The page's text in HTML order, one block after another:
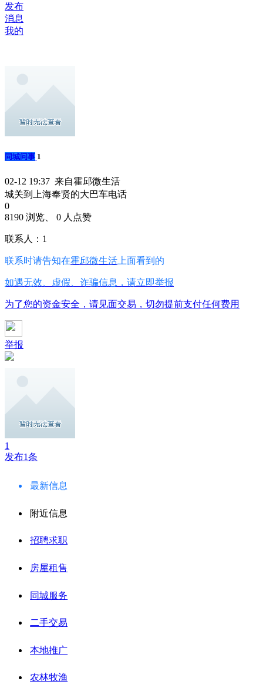
发布
消息
我的
同城问事 1
02-12 19:37 来自霍邱微生活
城关到上海奉贤的大巴车电话
0
8190 浏览、 0 人点赞
联系人：1
联系时请告知在霍邱微生活 上面看到的
如遇无效、虚假、诈骗信息，请立即举报
为了您的资金安全，请见面交易，切勿提前支付任何费用
举报
1
发布1条
最新信息
附近信息
招聘求职
房屋租售
同城服务
二手交易
本地推广
农林牧渔